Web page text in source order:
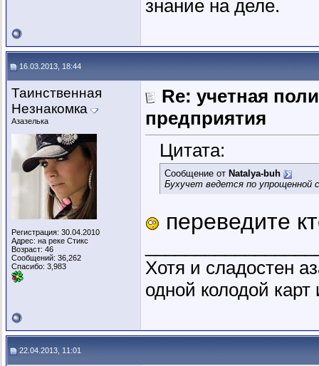
знание на деле.
16.03.2013, 18:44
Таинственная
Незнакомка
Азазелька
Регистрация: 30.04.2010
Адрес: на реке Стикс
Возраст: 46
Сообщений: 36,262
Спасибо: 3,983
Re: учетная
предприятия
Цитата:
Сообщение от Natalya-buh
Бухучет ведется по
переведите
Хотя и сладостен
одной колодой
22.04.2013, 11:01